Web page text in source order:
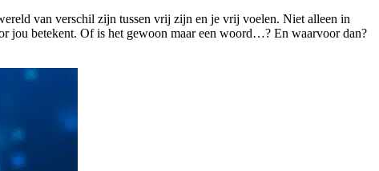
van verschil zijn tussen vrij zijn en je vrij voelen. Niet alleen in
jou betekent. Of is het gewoon maar een woord…? En waarvoor dan?